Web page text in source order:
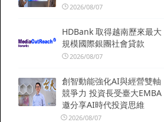
2026/08/07
HDBank 取得越南歷來最大
規模國際銀團社會貸款
2026/08/07
創智動能強化AI與經營雙軸
競爭力 投資長受臺大EMBA
邀分享AI時代投資思維
2026/08/07